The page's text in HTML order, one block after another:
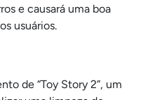
e causará uma boa
usuários.
de “Toy Story 2”, um